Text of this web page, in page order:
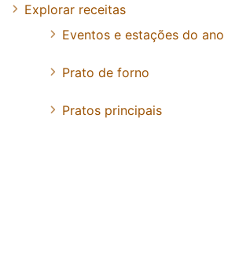
Explorar receitas
Eventos e estações do ano
Prato de forno
Pratos principais